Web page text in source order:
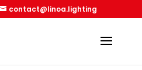
contact@linoa.lighting